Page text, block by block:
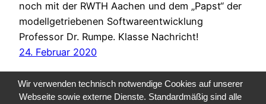
noch mit der RWTH Aachen und dem „Papst“ der
modellgetriebenen Softwareentwicklung
Professor Dr. Rumpe. Klasse Nachricht!
24. Februar 2020
Wir verwenden technisch notwendige Cookies auf unserer
Webseite sowie externe Dienste. Standardmäßig sind alle